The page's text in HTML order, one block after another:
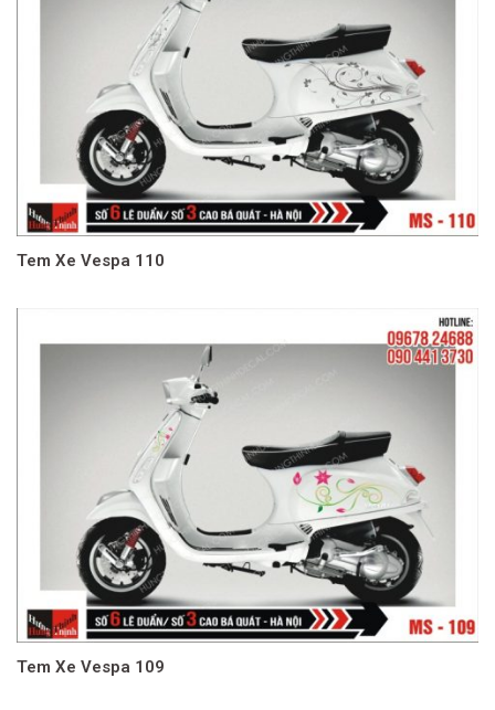
Tem Xe Vespa 110
Tem Xe Vespa 109